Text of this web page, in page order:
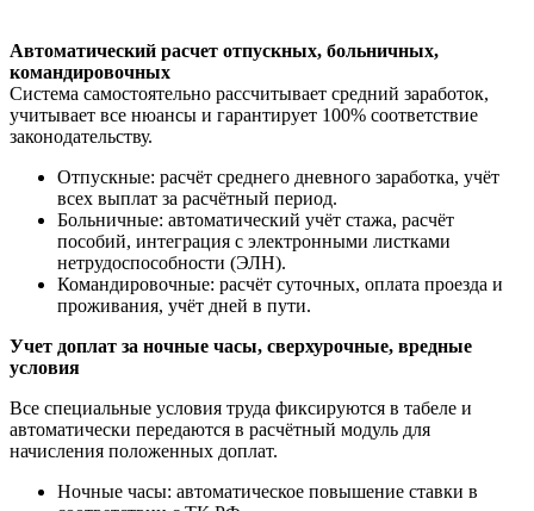
Автоматический расчет отпускных, больничных,
командировочных
Система самостоятельно рассчитывает средний заработок,
учитывает все нюансы и гарантирует 100% соответствие
законодательству.
Отпускные: расчёт среднего дневного заработка, учёт
всех выплат за расчётный период.
Больничные: автоматический учёт стажа, расчёт
пособий, интеграция с электронными листками
нетрудоспособности (ЭЛН).
Командировочные: расчёт суточных, оплата проезда и
проживания, учёт дней в пути.
Учет доплат за ночные часы, сверхурочные, вредные
условия
Все специальные условия труда фиксируются в табеле и
автоматически передаются в расчётный модуль для
начисления положенных доплат.
Ночные часы: автоматическое повышение ставки в